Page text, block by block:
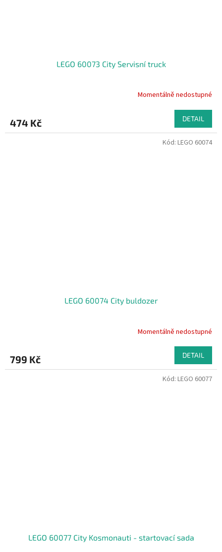
LEGO 60073 City Servisní truck
Momentálně nedostupné
474 Kč DETAIL
LEGO 60074 City buldozer
Momentálně nedostupné
799 Kč DETAIL
Kód: LEGO 60074
LEGO 60077 City Kosmonauti - startovací sada
Kód: LEGO 60077